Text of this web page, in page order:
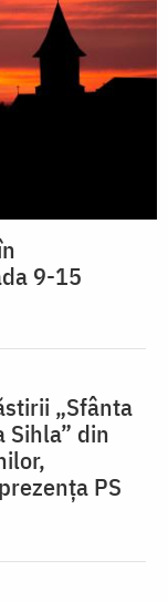
9-15
„Sfânta
Sihla” din
PS